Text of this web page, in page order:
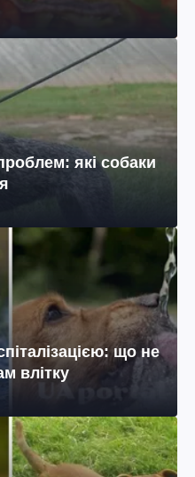
які собаки
що не
влітку